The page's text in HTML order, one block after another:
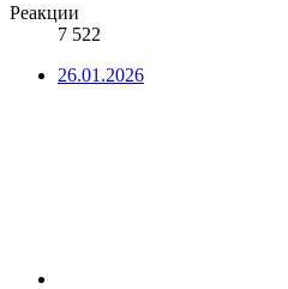
Реакции
7 522
26.01.2026